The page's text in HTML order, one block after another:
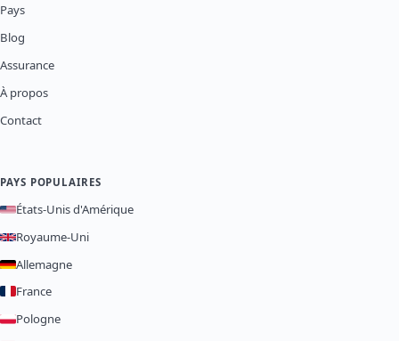
Pays
Blog
Assurance
À propos
Contact
PAYS POPULAIRES
États-Unis d'Amérique
Royaume-Uni
Allemagne
France
Pologne